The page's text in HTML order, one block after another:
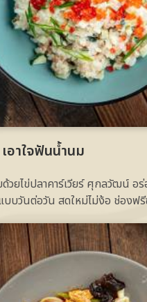
อาใจฟันน้ำนม
ด้วยไข่ปลาคาร์เวียร์ ศุกลวัฒน์ อ
บบวันต่อวัน สดใหม่ไม่ง้อ ช่องฟ